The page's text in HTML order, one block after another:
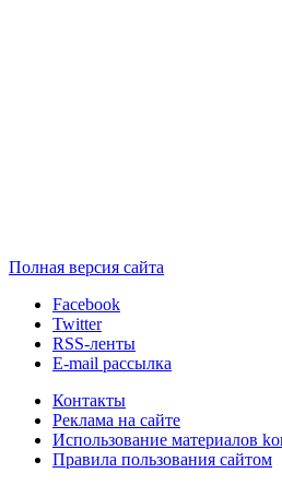
Полная версия сайта
Facebook
Twitter
RSS-ленты
E-mail рассылка
Контакты
Реклама на сайте
Использование материалов
Правила пользования сайтом